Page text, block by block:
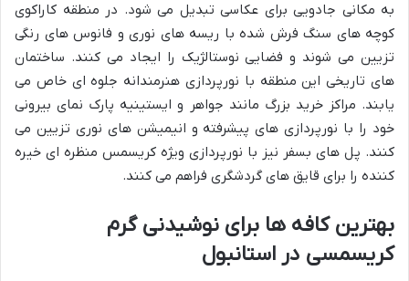
به مکانی جادویی برای عکاسی تبدیل می شود. در منطقه کاراکوی
کوچه های سنگ فرش شده با ریسه های نوری و فانوس های رنگی
تزیین می شوند و فضایی نوستالژیک را ایجاد می کنند. ساختمان
های تاریخی این منطقه با نورپردازی هنرمندانه جلوه ای خاص می
یابند. مراکز خرید بزرگ مانند جواهر و ایستینیه پارک نمای بیرونی
خود را با نورپردازی های پیشرفته و انیمیشن های نوری تزیین می
کنند. پل های بسفر نیز با نورپردازی ویژه کریسمس منظره ای خیره
کننده را برای قایق های گردشگری فراهم می کنند.
بهترین کافه ها برای نوشیدنی گرم
کریسمسی در استانبول